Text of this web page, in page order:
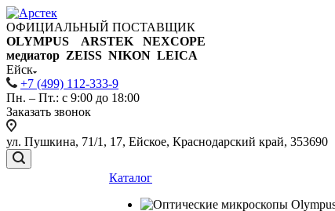
ОФИЦИАЛЬНЫЙ ПОСТАВЩИК
OLYMPUS ARSTEK NEXCOPE
медиатор ZEISS NIKON LEICA
Ейск
+7 (499) 112-333-9
Пн. – Пт.: с 9:00 до 18:00
Заказать звонок
ул. Пушкина, 71/1, 17, Ейское, Краснодарский край, 353690
Каталог